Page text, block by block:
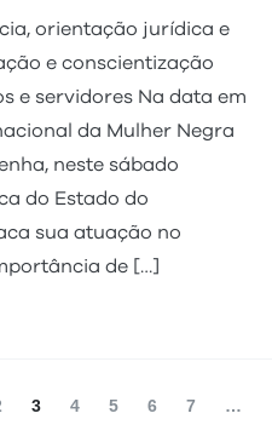
orientação jurídica e
e conscientização
e servidores Na data em
da Mulher Negra
neste sábado
do Estado do
sua atuação no
de […]
Página
3 Página
4 Página
5 Página
6 Página
7 …